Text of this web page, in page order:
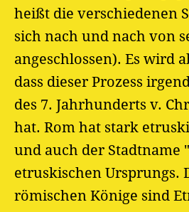
heißt die verschiedenen
sich nach und nach von
angeschlossen). Es wird
dass dieser Prozess
des 7. Jahrhunderts v.
hat. Rom hat stark
und auch der Stadtname
etruskischen Ursprungs.
römischen Könige sind